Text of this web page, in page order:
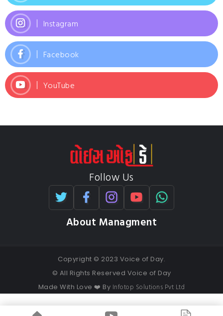
Instagram
Facebook
YouTube
Follow Us
About Managment
Copyright © 2023 Voice of Day.
© All Rights Reserved Voice of Day
Made With Love ❤️ By Infotop Solutions Pvt Ltd